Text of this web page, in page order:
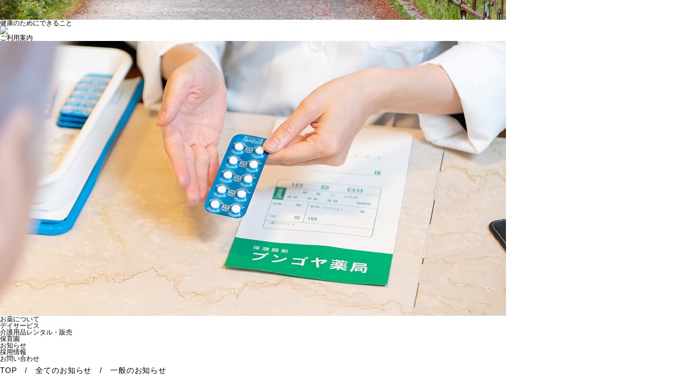
健康のためにできること
ご利用案内
お薬について
デイサービス
介護用品レンタル・販売
保育園
お知らせ
採用情報
お問い合わせ
TOP /全てのお知らせ / 一般のお知らせ